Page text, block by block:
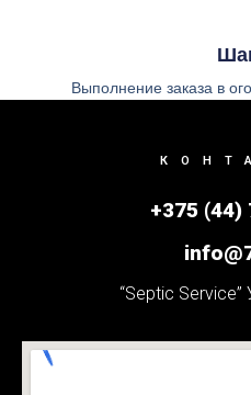
Выполнение заказа в
+375 (44)
“Septic